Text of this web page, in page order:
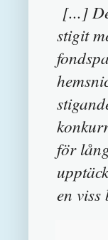
[...]
stigit
för
en